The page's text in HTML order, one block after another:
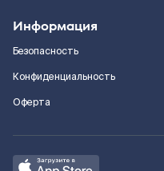
Информация
Безопасность
Конфиденциальность
Оферта